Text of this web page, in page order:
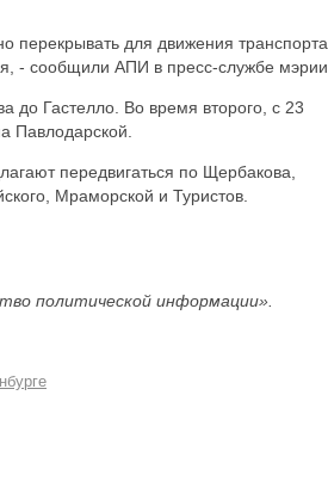
перекрывать для движения транспорта
- сообщили АПИ в пресс-службе мэрии.
до Гастелло. Во время второго, с 23
Павлодарской.
передвигаться по Щербакова,
Мраморской и Туристов.
политической информации».